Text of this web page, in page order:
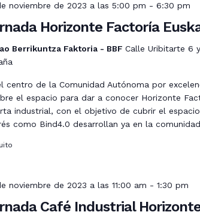
noviembre de 2023 a las 5:00 pm - 6:30 pm
Horizonte Factoría
Berrikuntza Faktoria - BBF Calle Uribitarte 6
centro de la Comunidad Autónoma por
el espacio para dar a conocer Horizonte
industrial, con el objetivo de cubrir el
como Bind4.0 desarrollan ya en la
noviembre de 2023 a las 11:00 am - 1:30 pm
Café Industrial